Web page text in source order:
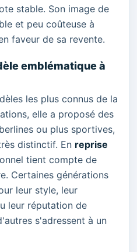
stable. Son image de
et peu coûteuse à
faveur de sa revente.
emblématique à
les plus connus de la
elle a proposé des
ou plus sportives,
distinctif. En reprise
tient compte de
Certaines générations
leur style, leur
leur réputation de
s'adressent à un